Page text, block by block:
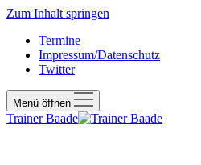
Zum Inhalt springen
Termine
Impressum/Datenschutz
Twitter
Menü öffnen
Trainer Baade